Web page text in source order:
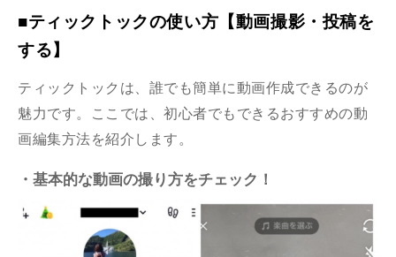
■ティックトックの使い方【動画撮影・投稿を
する】
ティックトックは、誰でも簡単に動画作成できるのが
魅力です。ここでは、初心者でもできるおすすめの動
画編集方法を紹介します。
・基本的な動画の撮り方をチェック！